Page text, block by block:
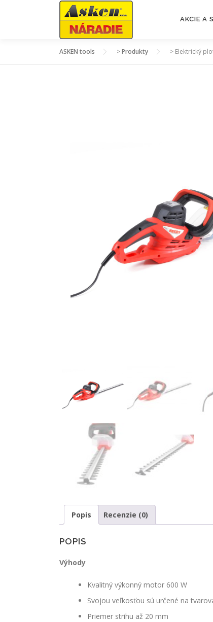
AKCIE A
ASKEN tools >Produkty > Elektrický
Popis Recenzie (0)
POPIS
Výhody
Kvalitný výkonný motor 600 W
Svojou veľkosťou sú určené na
Priemer strihu až 20 mm